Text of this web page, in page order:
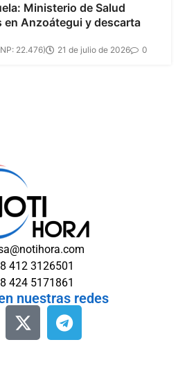
Ministerio de Salud
Anzoátegui y descarta
22.476) 21 de julio de 2026 0
412 3126501
424 5171861
nuestras redes